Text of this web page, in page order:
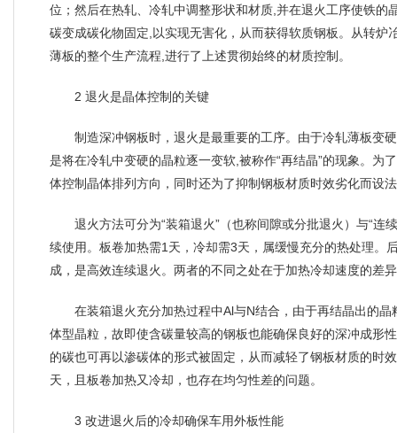
位；然后在热轧、冷轧中调整形状和材质,并在退火工序使铁的
碳变成碳化物固定,以实现无害化，从而获得软质钢板。从转炉
薄板的整个生产流程,进行了上述贯彻始终的材质控制。
2 退火是晶体控制的关键
制造深冲钢板时，退火是最重要的工序。由于冷轧薄板变
是将在冷轧中变硬的晶粒逐一变软,被称作“再结晶”的现象。为
体控制晶体排列方向，同时还为了抑制钢板材质时效劣化而设
退火方法可分为“装箱退火”（也称间隙或分批退火）与“连
续使用。板卷加热需1天，冷却需3天，属缓慢充分的热处理。
成，是高效连续退火。两者的不同之处在于加热冷却速度的差
在装箱退火充分加热过程中Al与N结合，由于再结晶出的
体型晶粒，故即使含碳量较高的钢板也能确保良好的深冲成形
的碳也可再以渗碳体的形式被固定，从而减轻了钢板材质的时
天，且板卷加热又冷却，也存在均匀性差的问题。
3 改进退火后的冷却确保车用外板性能